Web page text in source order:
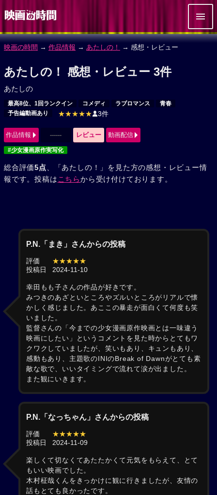
映画の時間 → 作品情報 → あたしの！ → 感想・レビュー
あたしの！ 感想・レビュー 3件
あたしの
最高8位、1回ランクイン コメディ ラブロマンス
青春
予告編動画あり
★★★★★ 3件
作品情報 ------ レビュー 動画配信
#少女漫画原作実写化
総合評価5点 、「あたしの！」を見た方の感想・レビュー情
報です。投稿は こちらから受け付けております。
P.N.「まき」さんからの投稿
評価
★★★★★
投稿日
2024-11-10
幸田もも子さんの作品が好きです。
みつきのあざといところやズルいところがリアルで懐
かしく感じました。あここの暴走が面白くて何度も笑
いました。
監督さんの「今までの少女漫画原作映画とは一味違う
映画にしたい」というコメントを見た時からとてもワ
クワクしていましたが、笑いもあり、キュンもあり、
感動もあり、主題歌のINIのBreak of Dawnがとても素
敵な歌で、いいタイミングで流れて涙が出ました。
また観にいきます。
P.N.「なっちゃん」さんからの投稿
評価
★★★★★
投稿日
2024-11-09
楽しくて切なくてあたたかくて元気をもらえて、とて
もいい映画でした。
木村柾哉くんをきっかけに観に行きましたが、友情の
話もとても良かったです。